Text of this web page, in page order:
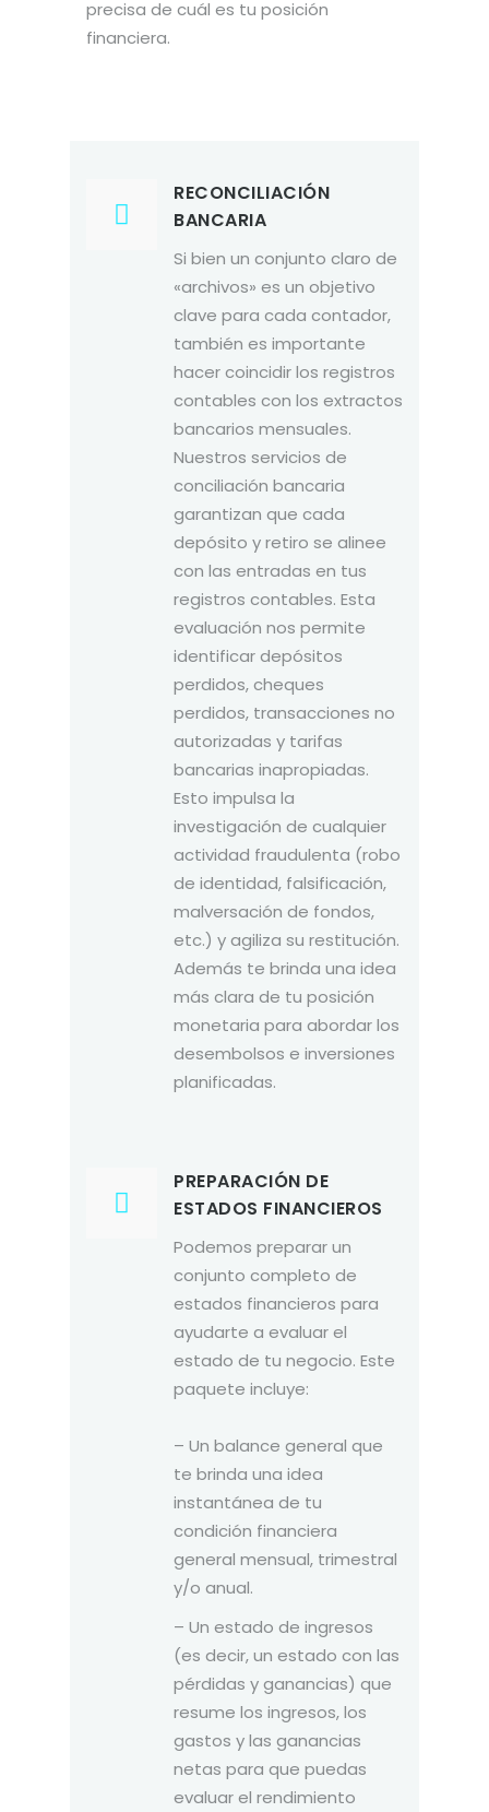
precisa de cuál es tu posición
financiera.
RECONCILIACIÓN
BANCARIA
Si bien un conjunto claro de
«archivos» es un objetivo
clave para cada contador,
también es importante
hacer coincidir los registros
contables con los extractos
bancarios mensuales.
Nuestros servicios de
conciliación bancaria
garantizan que cada
depósito y retiro se alinee
con las entradas en tus
registros contables. Esta
evaluación nos permite
identificar depósitos
perdidos, cheques
perdidos, transacciones no
autorizadas y tarifas
bancarias inapropiadas.
Esto impulsa la
investigación de cualquier
actividad fraudulenta (robo
de identidad, falsificación,
malversación de fondos,
etc.) y agiliza su restitución.
Además te brinda una idea
más clara de tu posición
monetaria para abordar los
desembolsos e inversiones
planificadas.
PREPARACIÓN DE
ESTADOS FINANCIEROS
Podemos preparar un
conjunto completo de
estados financieros para
ayudarte a evaluar el
estado de tu negocio. Este
paquete incluye:
– Un balance general que
te brinda una idea
instantánea de tu
condición financiera
general mensual, trimestral
y/o anual.
– Un estado de ingresos
(es decir, un estado con las
pérdidas y ganancias) que
resume los ingresos, los
gastos y las ganancias
netas para que puedas
evaluar el rendimiento